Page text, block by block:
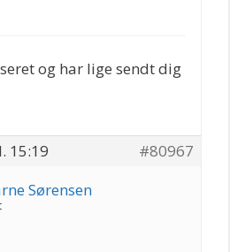
og har lige sendt dig
15:19
#80967
Sørensen